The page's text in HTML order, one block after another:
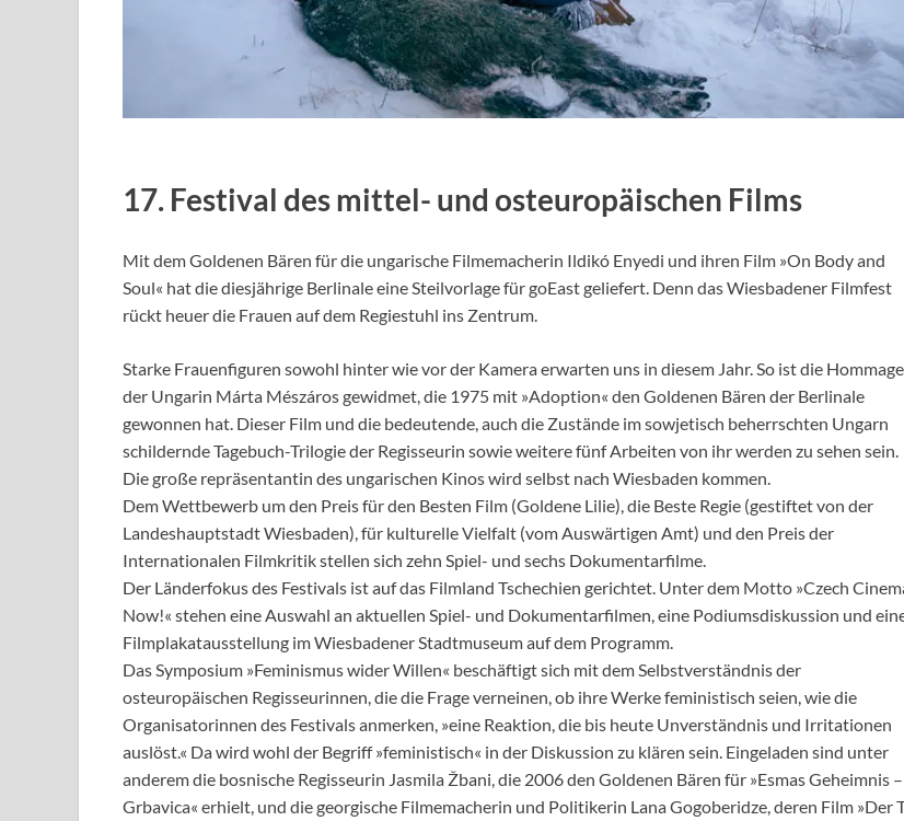
17. Festival des mittel- und osteuropäischen Films
Mit dem Goldenen Bären für die ungarische Filmemacherin Ildikó Enyedi und ihren Film »On Body and
Soul« hat die diesjährige Berlinale eine Steilvorlage für goEast geliefert. Denn das Wiesbadener Filmfest
rückt heuer die Frauen auf dem Regiestuhl ins Zentrum.
Starke Frauenfiguren sowohl hinter wie vor der Kamera erwarten uns in diesem Jahr. So ist die Hommage
der Ungarin Márta Mészáros gewidmet, die 1975 mit »Adoption« den Goldenen Bären der Berlinale
gewonnen hat. Dieser Film und die bedeutende, auch die Zustände im sowjetisch beherrschten Ungarn
schildernde Tagebuch-Trilogie der Regisseurin sowie weitere fünf Arbeiten von ihr werden zu sehen sein.
Die große repräsentantin des ungarischen Kinos wird selbst nach Wiesbaden kommen.
Dem Wettbewerb um den Preis für den Besten Film (Goldene Lilie), die Beste Regie (gestiftet von der
Landeshauptstadt Wiesbaden), für kulturelle Vielfalt (vom Auswärtigen Amt) und den Preis der
Internationalen Filmkritik stellen sich zehn Spiel- und sechs Dokumentarfilme.
Der Länderfokus des Festivals ist auf das Filmland Tschechien gerichtet. Unter dem Motto »Czech
Now!« stehen eine Auswahl an aktuellen Spiel- und Dokumentarfilmen, eine Podiumsdiskussion und
Filmplakatausstellung im Wiesbadener Stadtmuseum auf dem Programm.
Das Symposium »Feminismus wider Willen« beschäftigt sich mit dem Selbstverständnis der
osteuropäischen Regisseurinnen, die die Frage verneinen, ob ihre Werke feministisch seien, wie die
Organisatorinnen des Festivals anmerken, »eine Reaktion, die bis heute Unverständnis und Irritationen
auslöst.« Da wird wohl der Begriff »feministisch« in der Diskussion zu klären sein. Eingeladen sind unter
anderem die bosnische Regisseurin Jasmila Žbani, die 2006 den Goldenen Bären für »Esmas Geheimnis –
Grbavica« erhielt, und die georgische Filmemacherin und Politikerin Lana Gogoberidze, deren Film »Der